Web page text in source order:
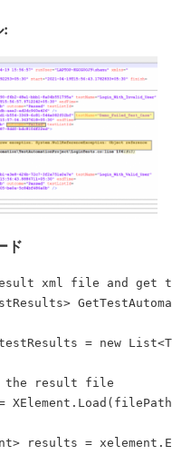
ド
xml file and get
= new
the result file
results =